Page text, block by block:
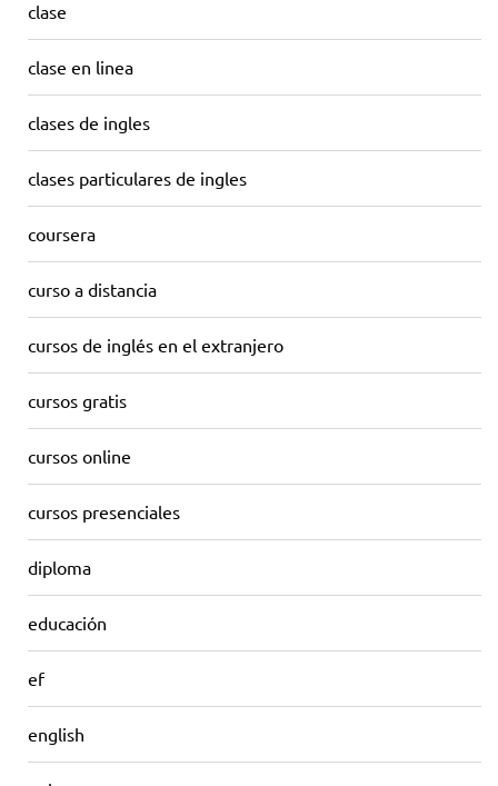
clase
clase en linea
clases de ingles
clases particulares de ingles
coursera
curso a distancia
cursos de inglés en el extranjero
cursos gratis
cursos online
cursos presenciales
diploma
educación
ef
english